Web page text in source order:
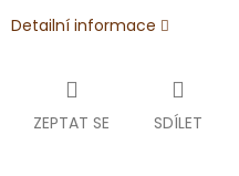
Detailní informace
ZEPTAT SE SDÍLET